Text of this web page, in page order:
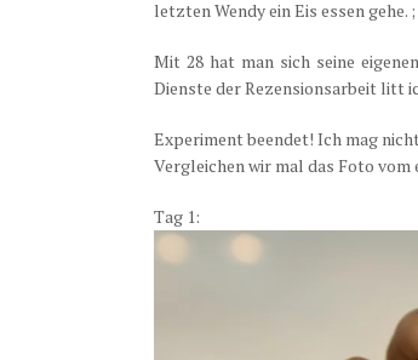
letzten Wendy ein Eis essen gehe. ;
Mit 28 hat man sich seine
Dienste der Rezensionsarbeit litt
Experiment beendet! Ich mag
Vergleichen wir mal das Foto
Tag 1: